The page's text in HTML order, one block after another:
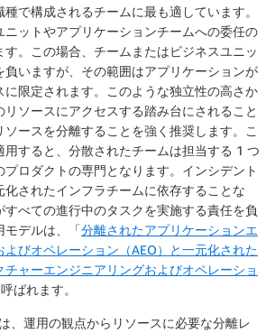
で構成されるチームに最も適しています。
ニットやアプリケーションチームへの委任の
す。この場合、チームまたはビジネスユニッ
負いますが、その範囲はアプリケーションが
に限定されます。このような独立性の高さか
リソースにアクセスする踏み台にされること
ソースを分離することを強く推奨します。こ
用すると、分散されたチームは担当する 1 つ
プロダクトの専門となります。インシデント
化されたインフラチームに依存することな
すべての進行中のタスクを実施する責任を負
モデルは、「分離されたアプリケーションエ
よびオペレーション（AEO）と一元化された
チャーエンジニアリングおよびオペレーショ
ばれます。
、運用の観点からリソースに必要な分離レ